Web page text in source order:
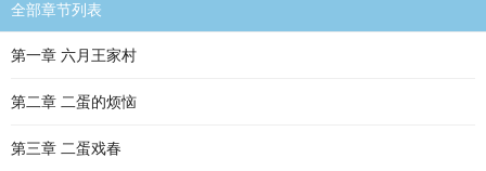
全部章节列表
第一章 六月王家村
第二章 二蛋的烦恼
第三章 二蛋戏春